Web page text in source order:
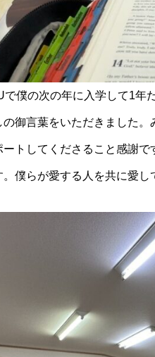
で僕の次の年に入学して1
御言葉をいただきました
ートしてくださること感謝
僕らが愛する人を共に愛し